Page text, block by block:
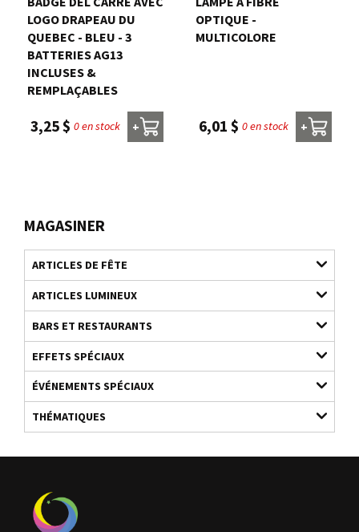
MAGASINER
ARTICLES DE FÊTE
ARTICLES LUMINEUX
BARS ET RESTAURANTS
EFFETS SPÉCIAUX
ÉVÉNEMENTS SPÉCIAUX
THÉMATIQUES
LOGO DRAPEAU DU
QUEBEC - BLEU - 3
BATTERIES AG13
INCLUSES &
REMPLAÇABLES
3,25 $ 0 en stock +
OPTIQUE -
MULTICOLORE
6,01 $ 0 en stock +